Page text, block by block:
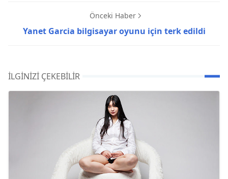
Önceki Haber
Yanet Garcia bilgisayar oyunu için terk edildi
İLGINIZI ÇEKEBILIR